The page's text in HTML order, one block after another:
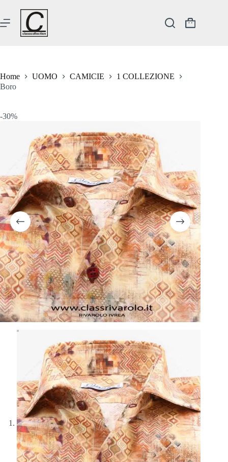
contenuto
Carrello
Home UOMO CAMICIE
1 COLLEZIONE
Boro
-30%